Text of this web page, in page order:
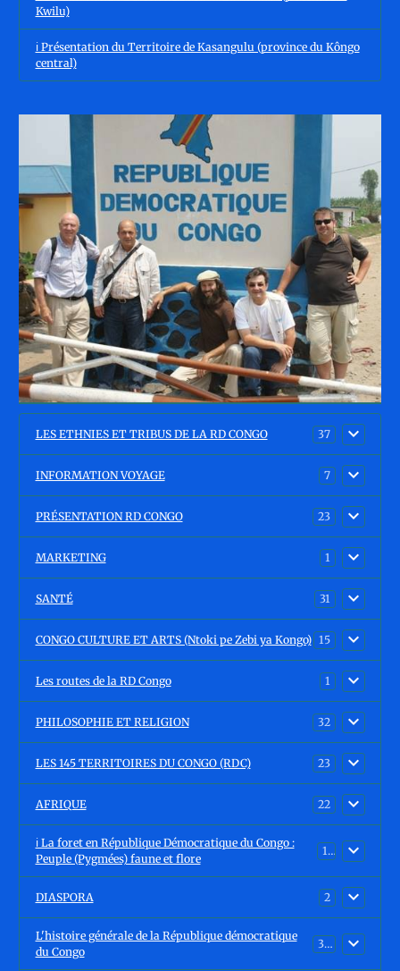
Kwilu)
ℹ️ Présentation du Territoire de Kasangulu (province du Kôngo
central)
LES ETHNIES ET TRIBUS DE LA RD CONGO 37
INFORMATION VOYAGE 7
PRÉSENTATION RD CONGO 23
MARKETING 1
SANTÉ 31
CONGO CULTURE ET ARTS (Ntoki pe Zebi ya Kongo) 15
Les routes de la RD Congo 1
PHILOSOPHIE ET RELIGION 32
LES 145 TERRITOIRES DU CONGO (RDC) 23
AFRIQUE 22
ℹ️ La foret en République Démocratique du Congo :
Peuple (Pygmées) faune et flore
15
DIASPORA 2
L'histoire générale de la République démocratique
du Congo
30